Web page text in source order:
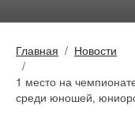
Главная
Новости
1 место на
среди юношей,